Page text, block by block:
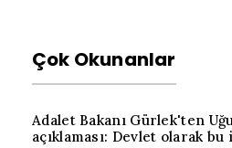
Çok Okunanlar
Adalet Bakanı Gürlek'ten
açıklaması: Devlet olarak